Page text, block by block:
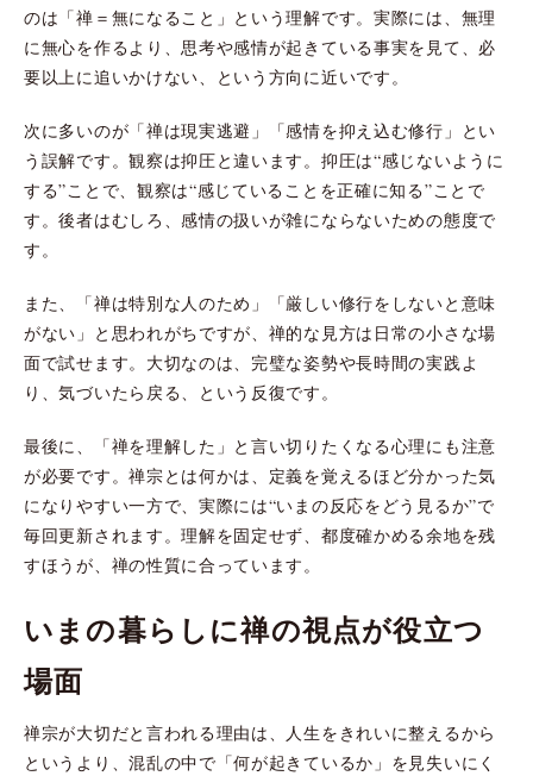
のは「禅＝無になること」という理解です。実際には、無理
に無心を作るより、思考や感情が起きている事実を見て、必
要以上に追いかけない、という方向に近いです。
次に多いのが「禅は現実逃避」「感情を抑え込む修行」とい
う誤解です。観察は抑圧と違います。抑圧は“感じないように
する”ことで、観察は“感じていることを正確に知る”ことで
す。後者はむしろ、感情の扱いが雑にならないための態度で
す。
また、「禅は特別な人のため」「厳しい修行をしないと意味
がない」と思われがちですが、禅的な見方は日常の小さな場
面で試せます。大切なのは、完璧な姿勢や長時間の実践よ
り、気づいたら戻る、という反復です。
最後に、「禅を理解した」と言い切りたくなる心理にも注意
が必要です。禅宗とは何かは、定義を覚えるほど分かった気
になりやすい一方で、実際には“いまの反応をどう見るか”で
毎回更新されます。理解を固定せず、都度確かめる余地を残
すほうが、禅の性質に合っています。
いまの暮らしに禅の視点が役立つ
場面
禅宗が大切だと言われる理由は、人生をきれいに整えるから
というより、混乱の中で「何が起きているか」を見失いにく